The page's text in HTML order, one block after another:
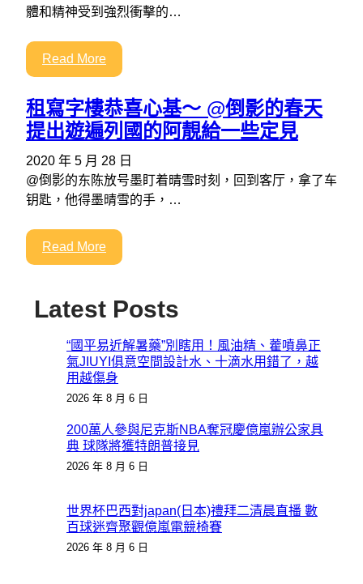
體和精神受到強烈衝擊的…
Read More
租寫字樓恭喜心基～ @倒影的春天
提出遊遍列國的阿靚給一些定見
2020 年 5 月 28 日
@倒影的东陈放号墨盯着晴雪时刻，回到客厅，拿了车
钥匙，他得墨晴雪的手，…
Read More
Latest Posts
“國平易近解暑藥”別瞎用！風油精、藿噴鼻正
氣JIUYI俱意空間設計水、十滴水用錯了，越
用越傷身
2026 年 8 月 6 日
200萬人參與尼克斯NBA奪冠慶億嵐辦公家具
典 球隊將獲特朗普接見
2026 年 8 月 6 日
世界杯巴西對japan(日本)禮拜二清晨直播 數
百球迷齊聚觀億嵐電競椅賽
2026 年 8 月 6 日